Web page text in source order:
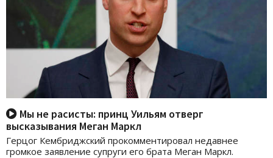
Мы не расисты: принц Уильям отверг
высказывания Меган Маркл
Герцог Кембриджский прокомментировал недавнее
громкое заявление супруги его брата Меган Маркл.